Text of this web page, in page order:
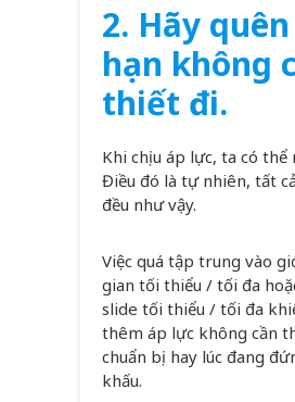
2. Hãy
hạn không
thiết đi.
Khi chịu áp lực, ta có thể
Điều đó là tự nhiên, tất
đều như vậy.
Việc quá tập trung vào
gian tối thiểu / tối đa
slide tối thiểu / tối đa
thêm áp lực không cần
chuẩn bị hay lúc đang
khấu.